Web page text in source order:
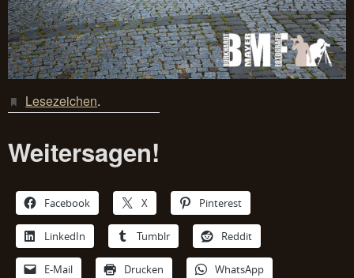
Lesezeichen.
Weitersagen!
Facebook X Pinterest
LinkedIn Tumblr Reddit
E-Mail Drucken WhatsApp